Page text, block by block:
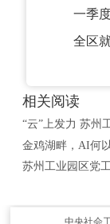
一季度
全区就
相关阅读
苏州工业园区党
中央社会